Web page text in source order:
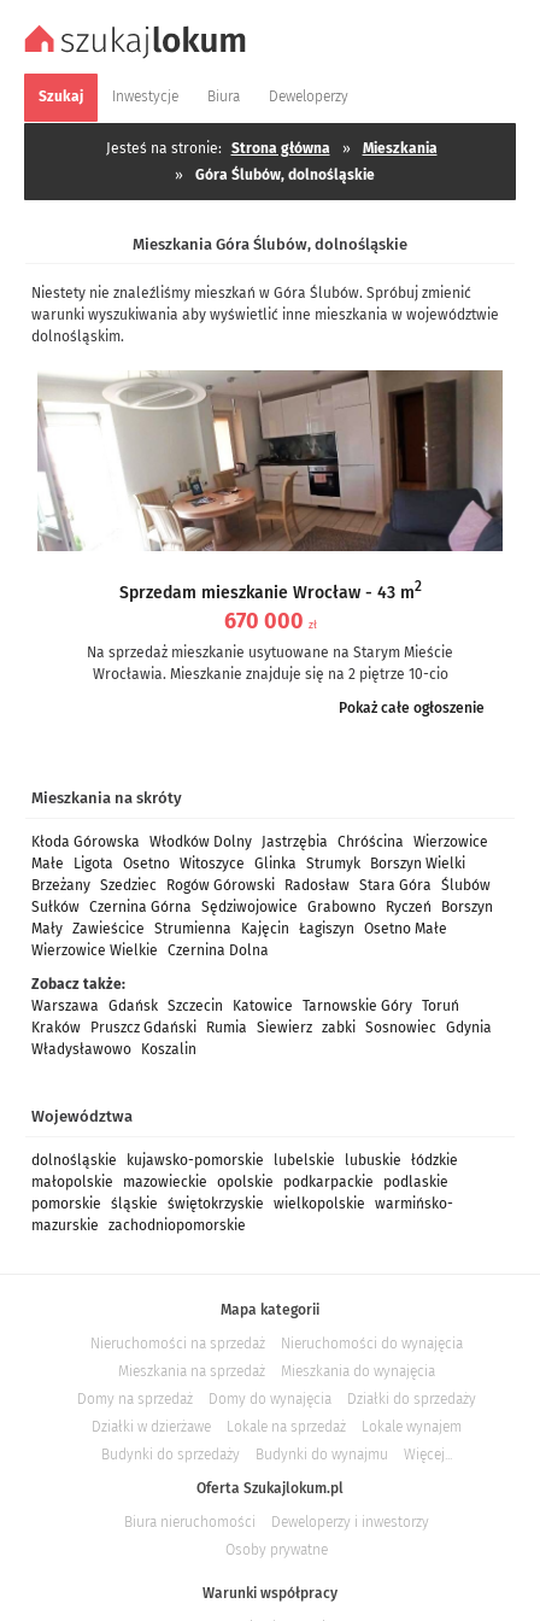
Szukaj Inwestycje Biura Deweloperzy
Jesteś na stronie: Strona główna »
Mieszkania
»
Góra Ślubów, dolnośląskie
Mieszkania Góra Ślubów, dolnośląskie
Niestety nie znaleźliśmy mieszkań w Góra Ślubów. Spróbuj zmienić
warunki wyszukiwania aby wyświetlić inne mieszkania w województwie
dolnośląskim.
Sprzedam mieszkanie Wrocław - 43 m2
670 000 zł
Na sprzedaż mieszkanie usytuowane na Starym Mieście
Wrocławia. Mieszkanie znajduje się na 2 piętrze 10-cio
Pokaż całe ogłoszenie
Mieszkania na skróty
Kłoda Górowska Włodków Dolny Jastrzębia Chróścina
Wierzowice
Małe
Ligota Osetno Witoszyce Glinka Strumyk
Borszyn Wielki
Brzeżany Szedziec Rogów Górowski Radosław Stara Góra
Ślubów
Sułków Czernina Górna Sędziwojowice Grabowno Ryczeń
Borszyn
Mały Zawieścice Strumienna Kajęcin Łagiszyn
Osetno Małe
Wierzowice Wielkie
Czernina Dolna
Zobacz także:
Warszawa
Gdańsk Szczecin Katowice Tarnowskie Góry Toruń
Kraków
Pruszcz Gdański Rumia Siewierz zabki Sosnowiec Gdynia
Władysławowo
Koszalin
Województwa
dolnośląskie kujawsko-pomorskie lubelskie lubuskie
łódzkie
małopolskie
mazowieckie opolskie podkarpackie
podlaskie
pomorskie
śląskie świętokrzyskie wielkopolskie
warmińsko-
mazurskie
zachodniopomorskie
Mapa kategorii
Nieruchomości na sprzedaż
Nieruchomości do wynajęcia
Mieszkania na sprzedaż
Mieszkania do wynajęcia
Domy na sprzedaż
Domy do wynajęcia
Działki do sprzedaży
Działki w dzierżawe
Lokale na sprzedaż
Lokale wynajem
Budynki do sprzedaży
Budynki do wynajmu
Więcej...
Oferta Szukajlokum.pl
Biura nieruchomości
Deweloperzy i inwestorzy
Osoby prywatne
Warunki współpracy